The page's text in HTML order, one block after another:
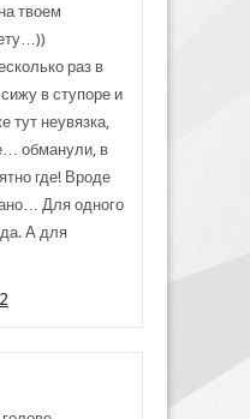
твоем
раз в
в ступоре и
неувязка,
обманули, в
где! Вроде
Для одного
А для